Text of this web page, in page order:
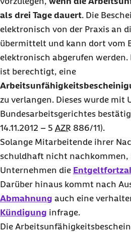
als drei Tage dauert. Die
elektronisch von der Praxis an
übermittelt und kann dort vom
elektronisch abgerufen werden.
ist berechtigt, eine
zu verlangen. Dieses wurde mit
Bundesarbeitsgerichtes
14.11.2012 – 5 AZR 886/11).
Solange Mitarbeitende ihrer
schuldhaft nicht nachkommen,
Unternehmen die
Darüber hinaus kommt nach
Abmahnung auch eine
Kündigung infrage.
Die